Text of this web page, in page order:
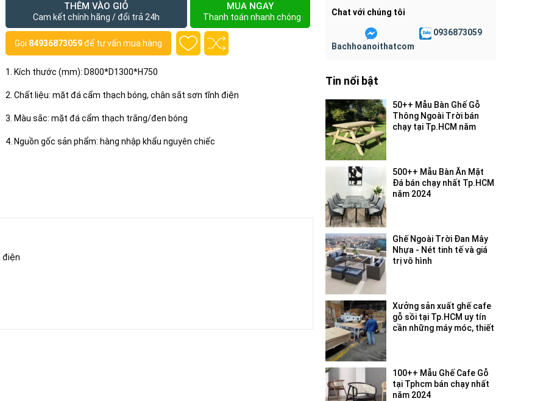
THÊM VÀO GIỎ
Cam kết chính hãng / đổi trả 24h
MUA NGAY
Thanh toán nhanh chóng
Gọi 84936873059để tư vấn mua hàng
1. Kích thước (mm): D800*D1300*H750
2. Chất liệu: mặt đá cẩm thạch bóng, chân sắt sơn tĩnh điện
3. Màu sắc: mặt đá cẩm thạch trắng/đen bóng
4. Nguồn gốc sản phẩm: hàng nhập khẩu nguyên chiếc
điện
Chat với chúng tôi
Bachhoanoithatcom
0936873059
Tin nổi bật
50++ Mẫu Bàn Ghế Gỗ
Thông Ngoài Trời bán
chạy tại Tp.HCM năm
500++ Mẫu Bàn Ăn Mặt
Đá bán chạy nhất Tp.HCM
năm 2024
Ghế Ngoài Trời Đan Mây
Nhựa - Nét tinh tế và giá
trị vô hình
Xưởng sản xuất ghế cafe
gỗ sồi tại Tp.HCM uy tín
cần những máy móc, thiết
100++ Mẫu Ghế Cafe Gỗ
tại Tphcm bán chạy nhất
năm 2024